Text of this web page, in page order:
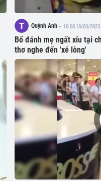
Quỳnh Anh - 10:08 18/03/2023
Bố đánh mẹ ngất xỉu tại
thơ nghe đến 'xé lòng'